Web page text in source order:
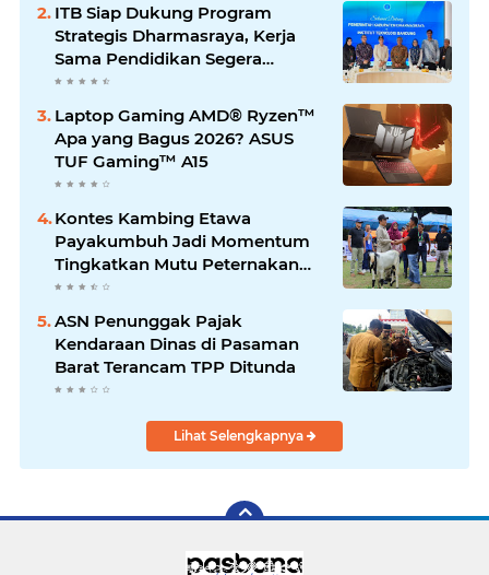
ITB Siap Dukung Program
Strategis Dharmasraya, Kerja
Sama Pendidikan Segera
Difinalkan
Laptop Gaming AMD® Ryzen™
Apa yang Bagus 2026? ASUS
TUF Gaming™ A15
Kontes Kambing Etawa
Payakumbuh Jadi Momentum
Tingkatkan Mutu Peternakan
Lokal
ASN Penunggak Pajak
Kendaraan Dinas di Pasaman
Barat Terancam TPP Ditunda
Lihat Selengkapnya